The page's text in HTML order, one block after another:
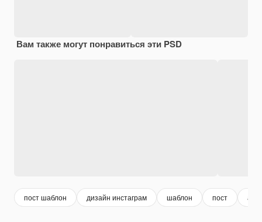
Вам также могут понравиться эти PSD
пост шаблон дизайн инстаграм шаблон пост